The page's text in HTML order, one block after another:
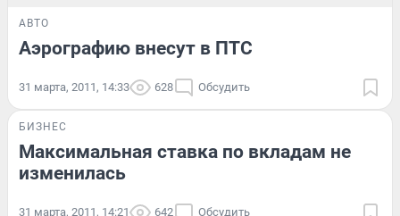
АВТО
Аэрографию внесут в ПТС
31 марта, 2011, 14:33 628 Обсудить
БИЗНЕС
Максимальная ставка по вкладам не
изменилась
31 марта, 2011, 14:21 642 Обсудить